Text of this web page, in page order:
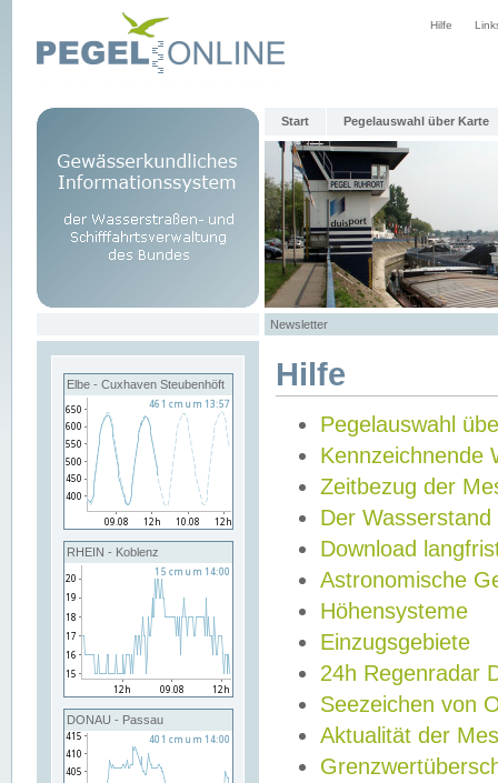
Hilfe
Start Pegelauswahl über Karte
Newsletter
Elbe - Cuxhaven Steubenhöft
RHEIN - Koblenz
DONAU - Passau
Hilfe
Pegelauswahl
Kennzeichnende
Zeitbezug der
Der Wasserstand
Download
Astronomische
Höhensysteme
Einzugsgebiete
24h Regenradar
Seezeichen von
Aktualität der